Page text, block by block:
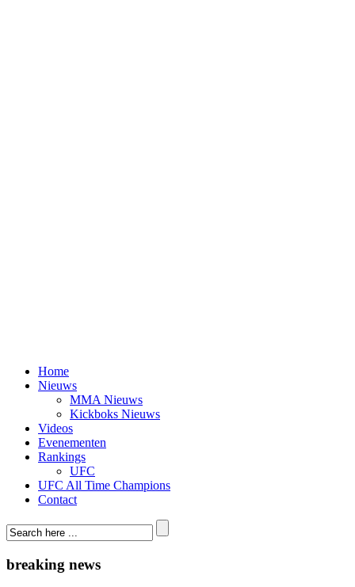
Home
Nieuws
MMA Nieuws
Kickboks Nieuws
Videos
Evenementen
Rankings
UFC
UFC All Time Champions
Contact
breaking news